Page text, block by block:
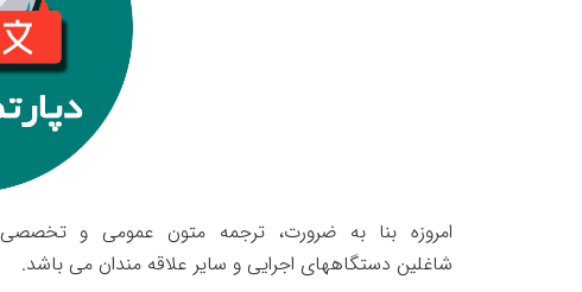
امروزه بنا به ضرورت، ترجمه متون عمومی و تخصصی
شاغلین دستگاههای اجرایی و سایر علاقه مندان می باشد.